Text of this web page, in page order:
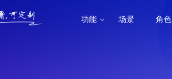
功能  场景 角色